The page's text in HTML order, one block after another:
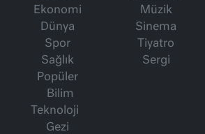
Ekonomi
Dünya
Spor
Sağlık
Popüler
Bilim
Teknoloji
Gezi
Müzik
Sinema
Tiyatro
Sergi